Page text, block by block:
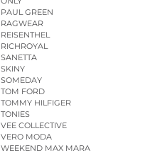
PAUL GREEN
RAGWEAR
REISENTHEL
RICHROYAL
SANETTA
SKINY
SOMEDAY
TOM FORD
TOMMY HILFIGER
TONIES
VEE COLLECTIVE
VERO MODA
WEEKEND MAX MARA